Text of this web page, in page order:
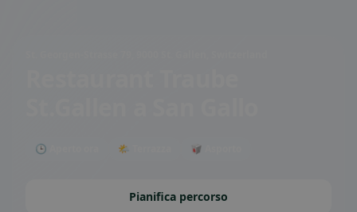
🕒 Aperto ora 🌤 Terrazza 🥡 Asporto
Pianifica percorso